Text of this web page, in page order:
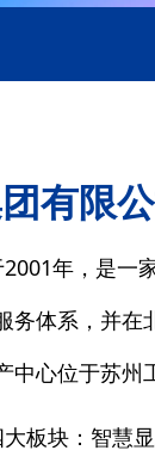
有限
年，是一
务体系，并
心位于苏州
板块：智慧